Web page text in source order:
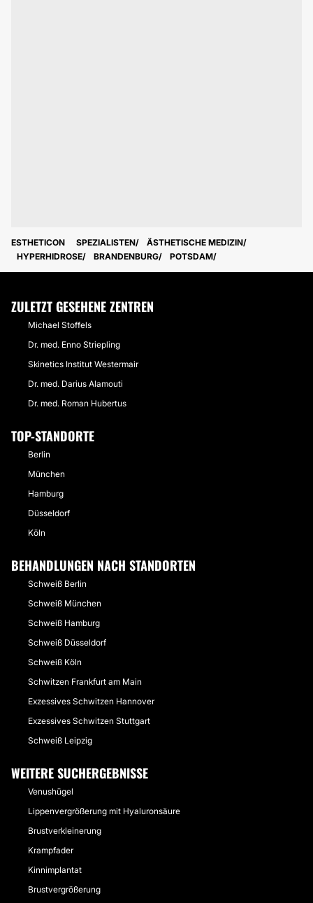
ESTHETICON SPEZIALISTEN
ÄSTHETISCHE MEDIZIN
HYPERHIDROSE
BRANDENBURG POTSDAM
ZULETZT GESEHENE ZENTREN
Michael Stoffels
Dr. med. Enno Striepling
Skinetics Institut Westermair
Dr. med. Darius Alamouti
Dr. med. Roman Hubertus
TOP-STANDORTE
Berlin
München
Hamburg
Düsseldorf
Köln
BEHANDLUNGEN NACH STANDORTEN
Schweiß Berlin
Schweiß München
Schweiß Hamburg
Schweiß Düsseldorf
Schweiß Köln
Schwitzen Frankfurt am Main
Exzessives Schwitzen Hannover
Exzessives Schwitzen Stuttgart
Schweiß Leipzig
WEITERE SUCHERGEBNISSE
Venushügel
Lippenvergrößerung mit Hyaluronsäure
Brustverkleinerung
Krampfader
Kinnimplantat
Brustvergrößerung